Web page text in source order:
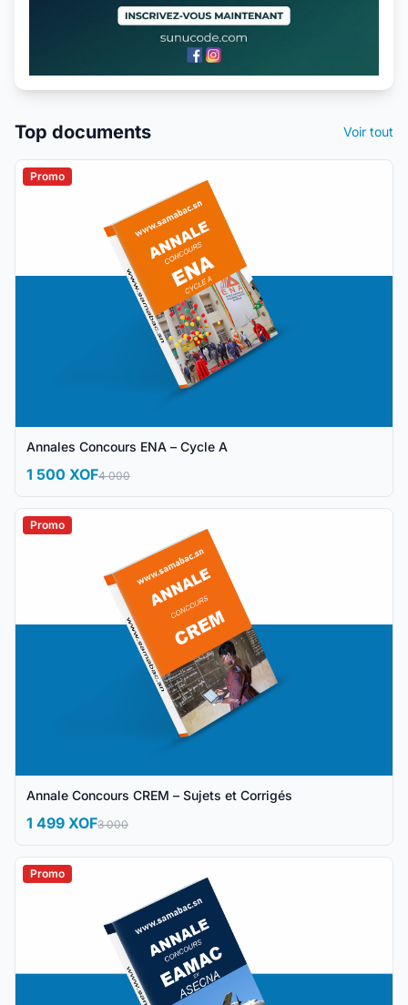
Top documents Voir tout
Promo
Annales Concours ENA – Cycle A
1 500 XOF4 000
Promo
Annale Concours CREM – Sujets et Corrigés
1 499 XOF3 000
Promo